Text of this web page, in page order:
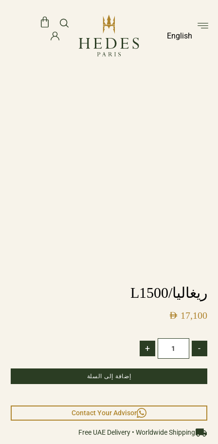
English
ريغاليا/L1500
AED 17,100
-
+
إضافة إلى السلة
Contact Your Advisor
Free UAE Delivery • Worldwide Shipping